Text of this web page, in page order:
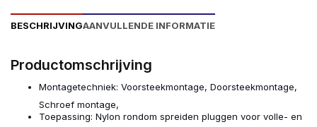
BESCHRIJVINGAANVULLENDE INFORMATIE
Productomschrijving
Montagetechniek: Voorsteekmontage, Doorsteekmontage,
Schroef montage,
Toepassing: Nylon rondom spreiden pluggen voor volle- en